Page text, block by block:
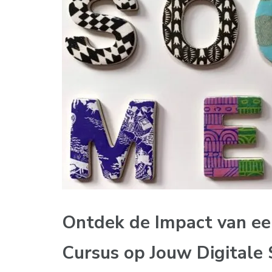
Ontdek de Impact van
Cursus op Jouw